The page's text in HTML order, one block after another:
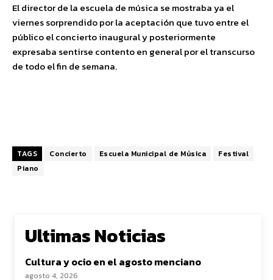
El director de la escuela de música se mostraba ya el
viernes sorprendido por la aceptación que tuvo entre el
público el concierto inaugural y posteriormente
expresaba sentirse contento en general por el transcurso
de todo el fin de semana.
TAGS Concierto Escuela Municipal de Música
Festival
Piano
Ultimas Noticias
Cultura y ocio en el agosto menciano
agosto 4, 2026